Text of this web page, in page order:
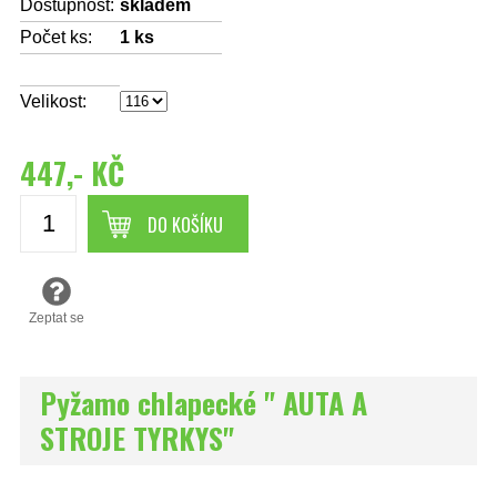
Dostupnost: skladem
Počet ks:
1 ks
Velikost:
447,- KČ
DO KOŠÍKU
Zeptat se
Pyžamo chlapecké " AUTA A
STROJE TYRKYS"